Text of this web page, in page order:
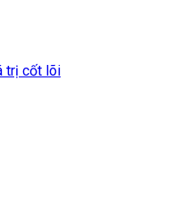
trị cốt lõi